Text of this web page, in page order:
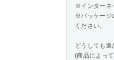
※インターネ
※パッケージ
ください。
どうしても
(商品によっ